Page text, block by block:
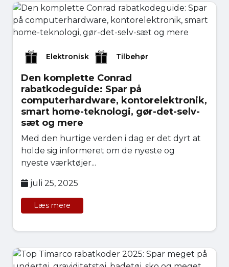
Elektronisk Tilbehør
Den komplette Conrad
rabatkodeguide: Spar på
computerhardware, kontorelektronik,
smart home-teknologi, gør-det-selv-
sæt og mere
Med den hurtige verden i dag er det dyrt at
holde sig informeret om de nyeste og
nyeste værktøjer...
juli 25, 2025
Læs mere